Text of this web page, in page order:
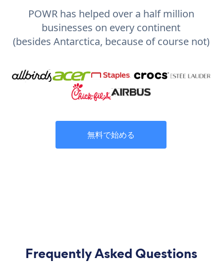
POWR has helped over a half million
businesses on every continent
(besides Antarctica, because of course not)
無料で始める
Frequently Asked Questions